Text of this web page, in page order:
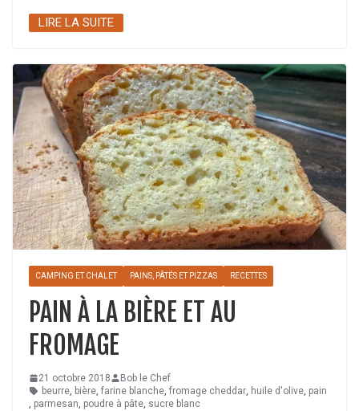
LIRE LA SUITE
CAMPING ET CHALET PAINS, PÂTÉS ET PIZZAS RECETTES
PAIN À LA BIÈRE ET AU
FROMAGE
21 octobre 2018
Bob le Chef
beurre, bière, farine blanche, fromage cheddar, huile d'olive, pain
, parmesan, poudre à pâte, sucre blanc